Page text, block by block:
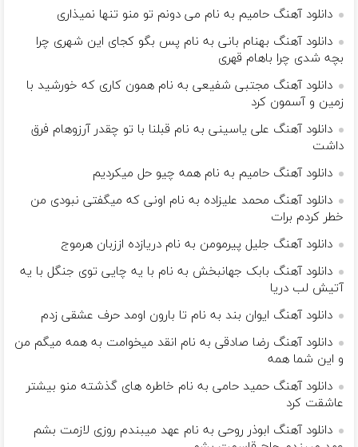
دانلود آهنگ حامیم به نام ﻣﻰ دوﻧﻢ ﺗﻮ ﻣﻨﻮ ﺗﻨﻬﺎ ﻧﻤﻴﺬاری
دانلود آهنگ بهنام بانی به نام پس بگو کجای این شهری چرا
بچه شدی چرا باهام قهری
دانلود آهنگ مجتبی شفیعی به نام همون کاری که خورشید با
زمین و آسمون کرد
دانلود آهنگ علی یاسینی به نام قبلنا با تو چقدر آرزوهام فرق
داشت
دانلود آهنگ حامیم به نام همه چیو حل میکردیم
دانلود آهنگ محمد علیزاده به نام اونی که میگفتی نبودی من
خطر کردم برات
دانلود آهنگ جلیل پیرمومن به نام دريازده اززبان هرموج
دانلود آهنگ بابک جهانبخش به نام با یه چایی توی جنگل با یه
آتیش لب دریا
دانلود آهنگ ایوان بند به نام تا بارون اومد حرف عشقی زدم
دانلود آهنگ رضا صادقی به نام انقد میخوامت به همه میگم من
و این شما همه
دانلود آهنگ حمید حامی به نام خاطره های گذشته منو بیشتر
عاشقت کرد
دانلود آهنگ ابوذر روحی به نام عهد میبندم روزی لازمت بشم